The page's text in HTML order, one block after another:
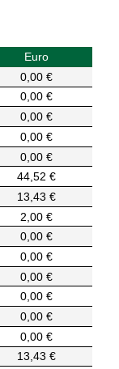
Euro
0,00 €
0,00 €
0,00 €
0,00 €
0,00 €
44,52 €
13,43 €
2,00 €
0,00 €
0,00 €
0,00 €
0,00 €
0,00 €
0,00 €
13,43 €